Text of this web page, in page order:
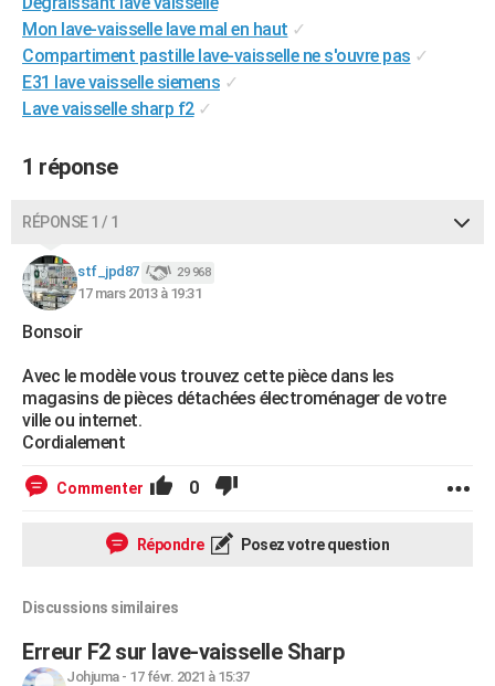
Destinations
City break
Voyage nature
Voyage de noces
Forum
Climat
+PHOTO
GUIDES D'ACHAT
BONS PLANS
CARTE DE VOEUX
COPAINS D'AVANT
S'inscrire
Se connecter
Lycées
Collèges
Primaires
Universités
Entreprises
Service militaire
Avis de recherche
AVIS DE DÉCÈS
FORUM
Bricolage
Lifestyle
Culture
Sport
Auto
Television
Voyage
Cinema
Mon lave-vaisselle lave mal en haut ✓
Compartiment pastille lave-vaisselle ne s'ouvre pas ✓
E31 lave vaisselle siemens ✓
Lave vaisselle sharp f2 ✓
1 réponse
RÉPONSE 1 / 1
stf_jpd87 29 968
17 mars 2013 à 19:31
Bonsoir
Avec le modèle vous trouvez cette pièce dans les
magasins de pièces détachées électroménager de votre
ville ou internet.
Cordialement
Commenter 0
Répondre Posez votre question
Discussions similaires
Erreur F2 sur lave-vaisselle Sharp
Johjuma- 17 févr. 2021 à 15:37